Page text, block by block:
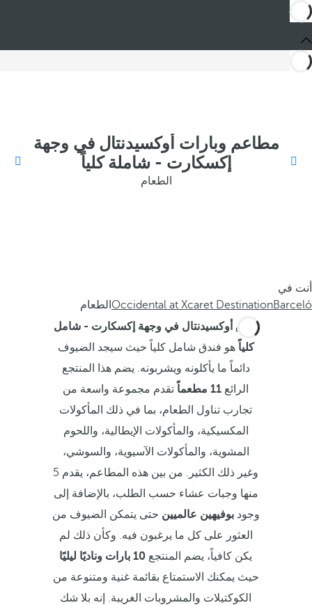
مطاعم وبارات أوكسيدنتال في وجهة
إكسكارت - شاملة كلياً
الطعام
أنت في
Barceló
Occidental at Xcaret Destination الطعام
فندق أوكسيدنتال في وجهة إكسكارت - شامل
كلياًهو فندق شامل كلياً حيث سيجد الضيوف
دائماً ما يأكلونه ويشربونه. يضم هذا المنتجع
الرائع 11 مطعماً
تقدم مجموعة واسعة من
تجارب تناول الطعام، بما في ذلك المأكولات
المكسيكية، والمأكولات الإيطالية، واللحوم
المشوية، والمأكولات الآسيوية، والسوشي،
وغير ذلك الكثير. من بين هذه المطاعم، يقدم 5
منها وجبات عشاء حسب الطلب، بالإضافة إلى
وجودبوفيهين عالميين حتى يتمكن الضيوف من
العثور على كل ما يرغبون فيه. وكأن ذلك لم
يكن كافياً، يضم المنتجع
حيث يمكنك الاستمتاع بقائمة غنية ومتنوعة من
الكوكتيلات والمشروبات الغريبة. إنه بلا شك